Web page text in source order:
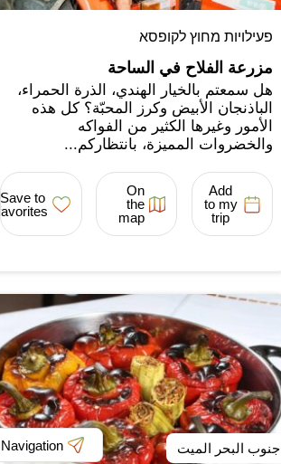
פעילויות מחוץ לקופסא
مزرعة الفلاح في الساحة
هل سمعتم بالخيار الهندي، الذرة الحمراء،
الباذنجان الأبيض وكرز المحبّة؟ كل هذه
الأمور وغيرها الكثير من الفواكه
والخضروات المميزة، بانتظاركم...
Add
to my
trip
On
the
map
Save to
favorites
جنوب البحر الميت Navigation